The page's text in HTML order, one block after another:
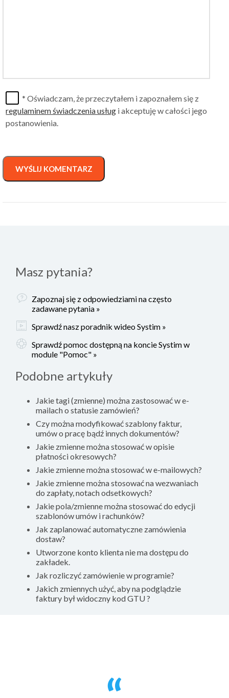
* Oświadczam, że przeczytałem i zapoznałem się z
regulaminem świadczenia usług i akceptuję w całości jego
postanowienia.
WYŚLIJ KOMENTARZ
Masz pytania?
Zapoznaj się z odpowiedziami na często
zadawane pytania »
Sprawdź nasz poradnik wideo Systim »
Sprawdź pomoc dostępną na koncie Systim w
module "Pomoc" »
Podobne artykuły
Jakie tagi (zmienne) można zastosować w e-
mailach o statusie zamówień?
Czy można modyfikować szablony faktur,
umów o pracę bądź innych dokumentów?
Jakie zmienne można stosować w opisie
płatności okresowych?
Jakie zmienne można stosować w e-mailowych?
Jakie zmienne można stosować na wezwaniach
do zapłaty, notach odsetkowych?
Jakie pola/zmienne można stosować do edycji
szablonów umów i rachunków?
Jak zaplanować automatyczne zamówienia
dostaw?
Utworzone konto klienta nie ma dostępu do
zakładek.
Jak rozliczyć zamówienie w programie?
Jakich zmiennych użyć, aby na podglądzie
faktury był widoczny kod GTU ?